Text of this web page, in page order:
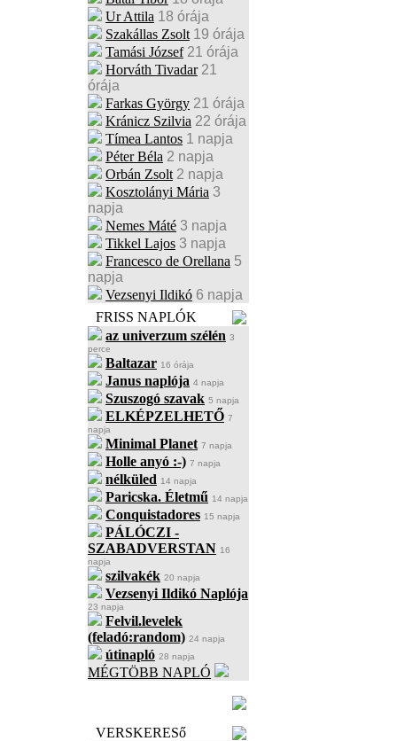
Ur Attila 18 órája
Szakállas Zsolt 19 órája
Tamási József 21 órája
Horváth Tivadar 21
órája
Farkas György 21 órája
Kránicz Szilvia 22 órája
Tímea Lantos 1 napja
Péter Béla 2 napja
Orbán Zsolt 2 napja
Kosztolányi Mária 3
napja
Nemes Máté 3 napja
Tikkel Lajos 3 napja
Francesco de Orellana 5
napja
Vezsenyi Ildikó 6 napja
FRISS NAPLÓK
az univerzum szélén 3
perce
Baltazar 16 órája
Janus naplója 4 napja
Szuszogó szavak 5 napja
ELKÉPZELHETŐ 7
napja
Minimal Planet 7 napja
Holle anyó :-) 7 napja
nélküled 14 napja
Paricska. Életmű 14 napja
Conquistadores 15 napja
PÁLÓCZI -
SZABADVERSTAN 16
napja
szilvakék 20 napja
Vezsenyi Ildikó Naplója
23 napja
Felvil.levelek
(feladó:random) 24 napja
útinapló 28 napja
MÉGTÖBB NAPLÓ
VERSKERESő